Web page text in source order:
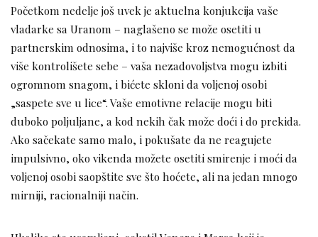
Početkom nedelje još uvek je aktuelna konjukcija vaše
vladarke sa Uranom – naglašeno se može osetiti u
partnerskim odnosima, i to najviše kroz nemogućnost da
više kontrolišete sebe – vaša nezadovoljstva mogu izbiti
ogromnom snagom, i bićete skloni da voljenoj osobi
„saspete sve u lice“. Vaše emotivne relacije mogu biti
duboko poljuljane, a kod nekih čak može doći i do prekida.
Ako sačekate samo malo, i pokušate da ne reagujete
impulsivno, oko vikenda možete osetiti smirenje i moći da
voljenoj osobi saopštite sve što hoćete, ali na jedan mnogo
mirniji, racionalniji način.